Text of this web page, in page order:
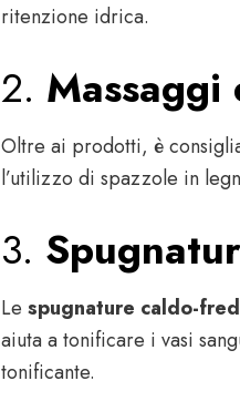
ritenzione idrica.
2. Massaggi
Oltre ai prodotti, è
l’utilizzo di spazzole in
3.
Le spugnature caldo-
aiuta a tonificare i vasi
tonificante.